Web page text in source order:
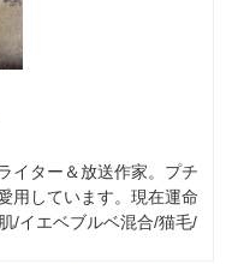
イター＆放送作家。プチ
用しています。現在運命
/イエベブルベ混合/猫毛/